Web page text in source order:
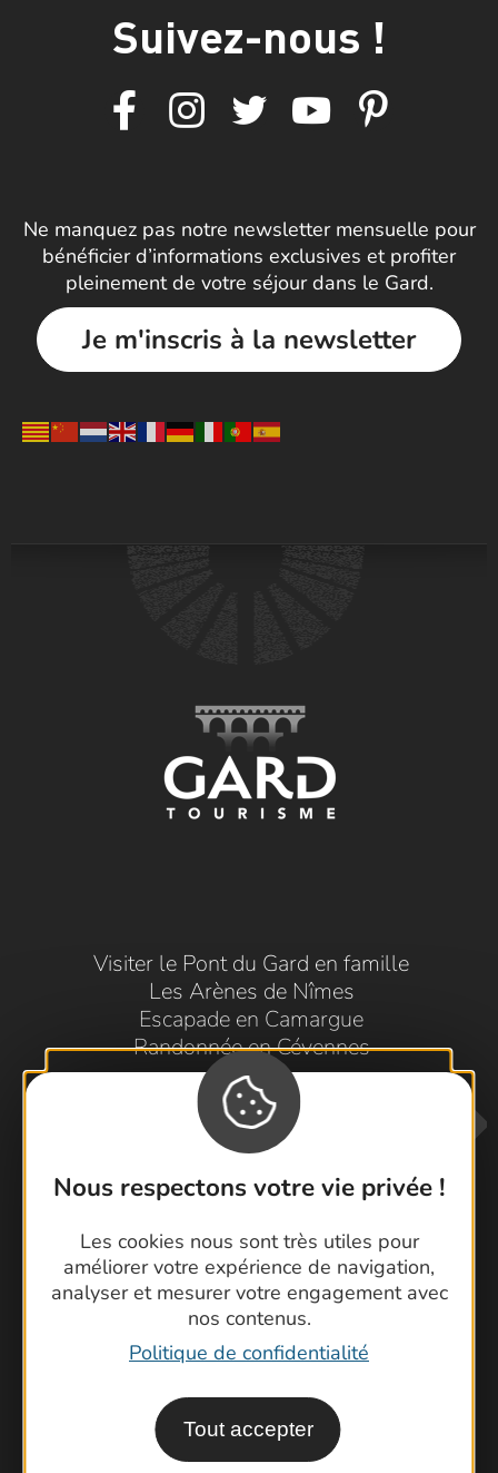
Nous respectons votre vie privée !
Les cookies nous sont très utiles pour
améliorer votre expérience de navigation,
analyser et mesurer votre engagement avec
nos contenus.
Politique de confidentialité
Tout accepter
Suivez-nous !
Ne manquez pas notre newsletter mensuelle pour
bénéficier d’informations exclusives et profiter
pleinement de votre séjour dans le Gard.
Je m'inscris à la newsletter
Visiter le Pont du Gard en famille
Les Arènes de Nîmes
Escapade en Camargue
Randonnée en Cévennes
Contactez-nous !
Foire aux questions
Brochures
Latitude Gard